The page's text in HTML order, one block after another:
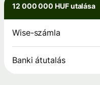
12 000 000 HUF utalása
Wise-számla
Banki átutalás